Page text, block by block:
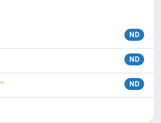
ND
ND
ND